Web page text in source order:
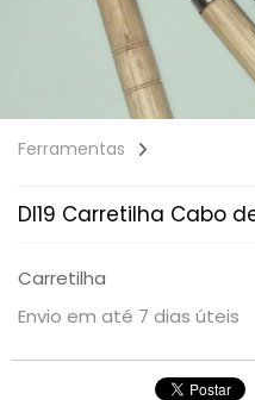
Ferramentas
DI19 Carretilha Cabo
Carretilha
Envio em até 7 dias úteis